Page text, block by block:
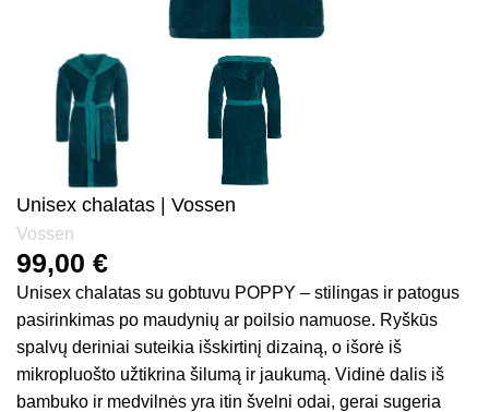
Unisex chalatas | Vossen
Vossen
99,00 €
Unisex chalatas su gobtuvu POPPY – stilingas ir patogus
pasirinkimas po maudynių ar poilsio namuose. Ryškūs
spalvų deriniai suteikia išskirtinį dizainą, o išorė iš
mikropluošto užtikrina šilumą ir jaukumą. Vidinė dalis iš
bambuko ir medvilnės yra itin švelni odai, gerai sugeria